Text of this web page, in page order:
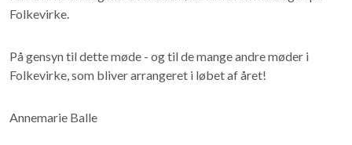
Folkevirke.
På gensyn til dette møde - og til de mange andre møder i
Folkevirke, som bliver arrangeret i løbet af året!
Annemarie Balle